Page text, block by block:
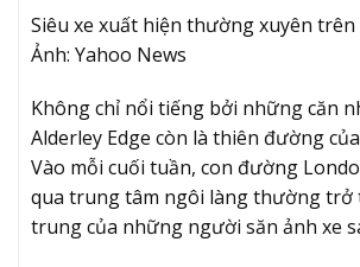
Siêu xe xuất hiện thường xuyên
Ảnh: Yahoo News
Không chỉ nổi tiếng bởi những căn
Alderley Edge còn là thiên đường
Vào mỗi cuối tuần, con đường
qua trung tâm ngôi làng thường trở
trung của những người săn ảnh xe